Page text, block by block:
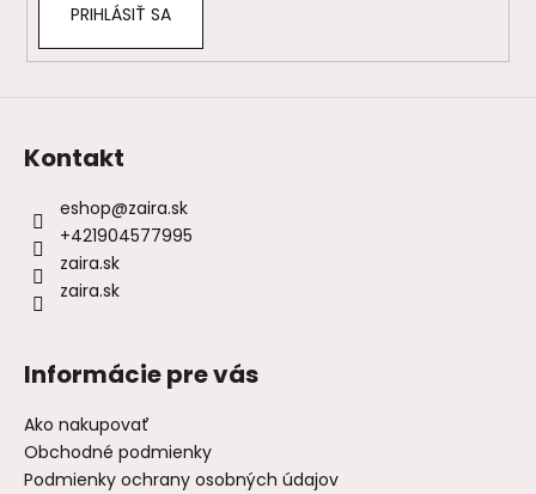
PRIHLÁSIŤ SA
Kontakt
eshop@zaira.sk
+421904577995
zaira.sk
zaira.sk
Informácie pre vás
Ako nakupovať
Obchodné podmienky
Podmienky ochrany osobných údajov